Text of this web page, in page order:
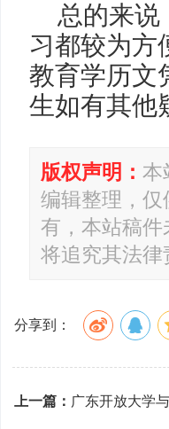
总的来说
习都较为方
教育学历文
生如有其他
版权声明： 本
编辑整理，
有，本站稿
将追究其法律
分享到：
上一篇： 广东开放大学与远程